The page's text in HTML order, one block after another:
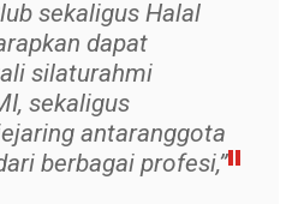
sekaligus Halal
dapat
silaturahmi
sekaligus
antaranggota
berbagai profesi,”